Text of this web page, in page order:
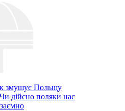
змушує Польщу
дійсно поляки нас